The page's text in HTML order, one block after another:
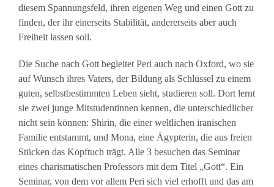
diesem Spannungsfeld, ihren eigenen Weg und einen Gott zu
finden, der ihr einerseits Stabilität, andererseits aber auch
Freiheit lassen soll.
Die Suche nach Gott begleitet Peri auch nach Oxford, wo sie
auf Wunsch ihres Vaters, der Bildung als Schlüssel zu einem
guten, selbstbestimmten Leben sieht, studieren soll. Dort lernt
sie zwei junge Mitstudentinnen kennen, die unterschiedlicher
nicht sein können: Shirin, die einer weltlichen iranischen
Familie entstammt, und Mona, eine Ägypterin, die aus freien
Stücken das Kopftuch trägt. Alle 3 besuchen das Seminar
eines charismatischen Professors mit dem Titel „Gott“. Ein
Seminar, von dem vor allem Peri sich viel erhofft und das am